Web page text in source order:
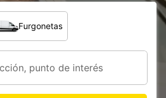
Furgonetas